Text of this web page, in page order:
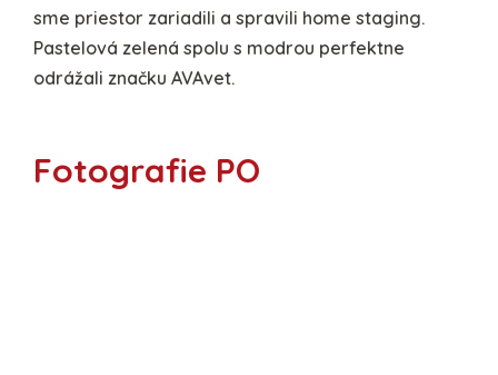
sme priestor zariadili a spravili home staging.
Pastelová zelená spolu s modrou perfektne
odrážali značku AVAvet.
Fotografie PO